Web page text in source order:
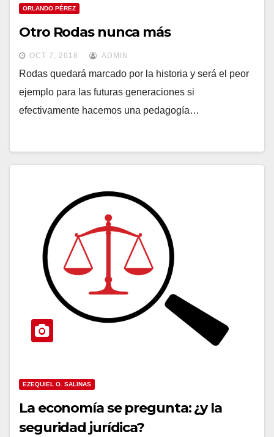
ORLANDO PÉREZ
Otro Rodas nunca más
OCT 7, 2018 ADMIN
Rodas quedará marcado por la historia y será el peor
ejemplo para las futuras generaciones si
efectivamente hacemos una pedagogía…
EZEQUIEL O. SALINAS
La economía se pregunta: ¿y la
seguridad jurídica?